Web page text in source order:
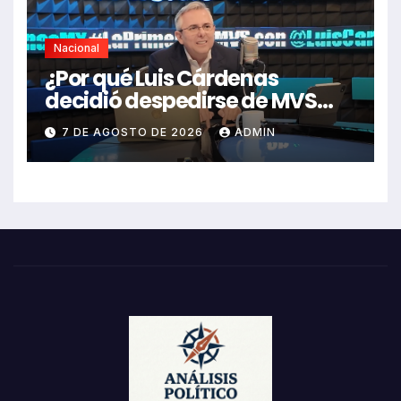
Nacional
¿Por qué Luis Cárdenas
decidió despedirse de MVS
Noticias en pleno 2026?
7 DE AGOSTO DE 2026 ADMIN